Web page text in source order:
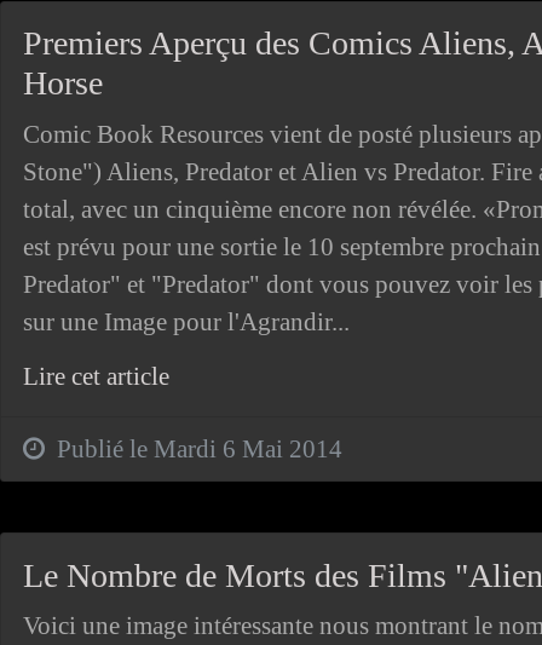
Premiers Aperçu des Comics Aliens,
Horse
Comic Book Resources vient de posté plusieurs
Stone") Aliens, Predator et Alien vs Predator.
total, avec un cinquième encore non révélée.
est prévu pour une sortie le 10 septembre
Predator" et "Predator" dont vous pouvez voir les
sur une Image pour l'Agrandir...
Lire cet article
Publié le Mardi 6 Mai 2014
Le Nombre de Morts des Films
Voici une image intéressante nous montrant le